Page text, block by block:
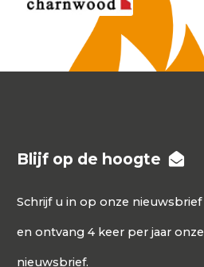
Blijf op de hoogte
Schrijf u in op onze nieuwsbrief
en ontvang 4 keer per jaar onze
nieuwsbrief.